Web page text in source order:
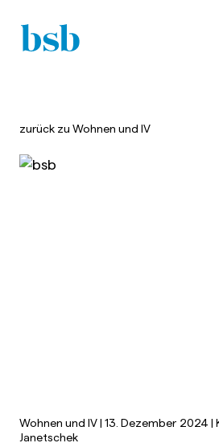
zurück zu Wohnen und IV
Wohnen und IV | 13. Dezember 2024 |
Janetschek